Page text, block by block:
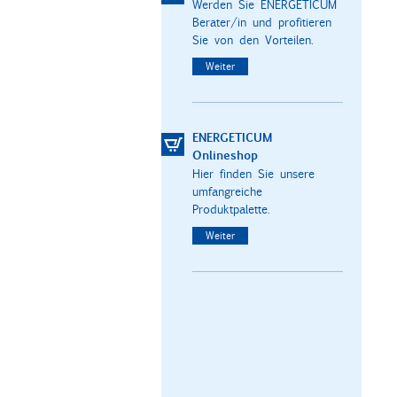
Werden Sie ENERGETICUM
Berater/in und profitieren
Sie von den Vorteilen.
Weiter
ENERGETICUM
Onlineshop
Hier finden Sie unsere
umfangreiche
Produktpalette.
Weiter